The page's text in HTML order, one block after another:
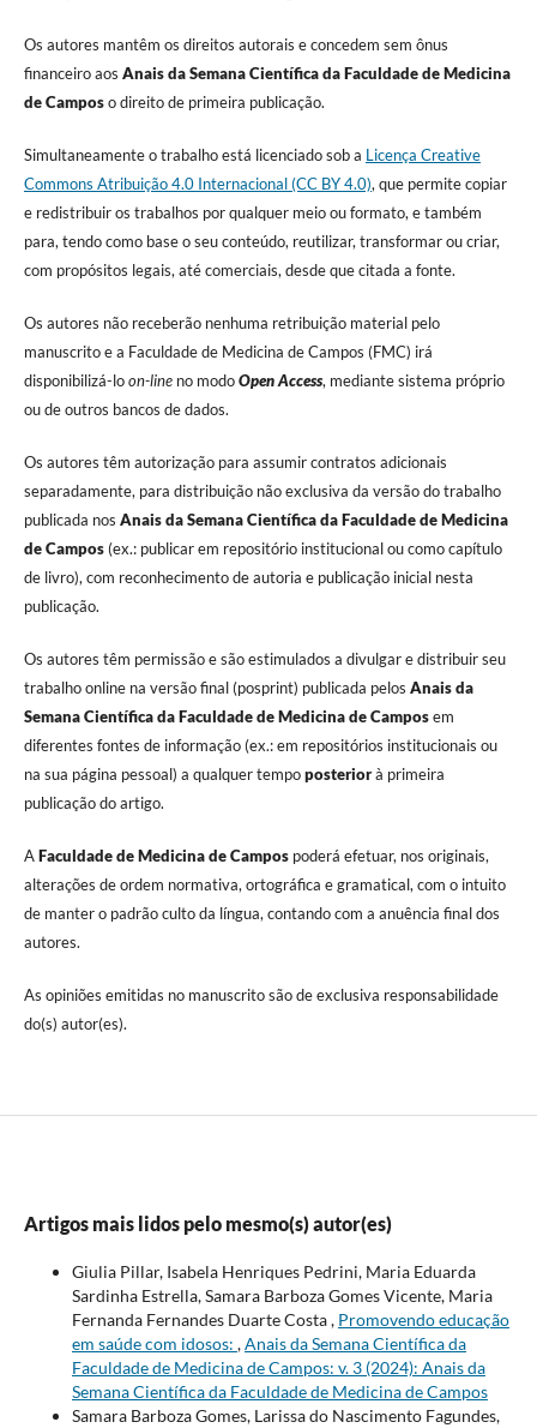
Os autores mantêm os direitos autorais e concedem sem ônus
financeiro aos Anais da Semana Científica da Faculdade de Medicina
de Camposo direito de primeira publicação.
Simultaneamente o trabalho está licenciado sob a Licença Creative
Commons Atribuição 4.0 Internacional (CC BY 4.0), que permite copiar
e redistribuir os trabalhos por qualquer meio ou formato, e também
para, tendo como base o seu conteúdo, reutilizar, transformar ou criar,
com propósitos legais, até comerciais, desde que citada a fonte.
Os autores não receberão nenhuma retribuição material pelo
manuscrito e a Faculdade de Medicina de Campos (FMC) irá
disponibilizá-loon-lineno modoOpen Access, mediante sistema próprio
ou de outros bancos de dados.
Os autores têm autorização para assumir contratos adicionais
separadamente, para distribuição não exclusiva da versão do trabalho
publicada nos Anais da Semana Científica da Faculdade de Medicina
de Campos(ex.: publicar em repositório institucional ou como capítulo
de livro), com reconhecimento de autoria e publicação inicial nesta
publicação.
Os autores têm permissão e são estimulados a divulgar e distribuir seu
trabalho online na versão final (posprint) publicada pelos Anais da
Semana Científica da Faculdade de Medicina de Camposem
diferentes fontes de informação (ex.: em repositórios institucionais ou
na sua página pessoal) a qualquer tempoposteriorà primeira
publicação do artigo.
AFaculdade de Medicina de Campospoderá efetuar, nos originais,
alterações de ordem normativa, ortográfica e gramatical, com o intuito
de manter o padrão culto da língua, contando com a anuência final dos
autores.
As opiniões emitidas no manuscrito são de exclusiva responsabilidade
do(s) autor(es).
Artigos mais lidos pelo mesmo(s) autor(es)
Giulia Pillar, Isabela Henriques Pedrini, Maria Eduarda
Sardinha Estrella, Samara Barboza Gomes Vicente, Maria
Fernanda Fernandes Duarte Costa , Promovendo educação
em saúde com idosos: ,Anais da Semana Científica da
Faculdade de Medicina de Campos: v. 3 (2024): Anais da
Semana Científica da Faculdade de Medicina de Campos
Samara Barboza Gomes, Larissa do Nascimento Fagundes,